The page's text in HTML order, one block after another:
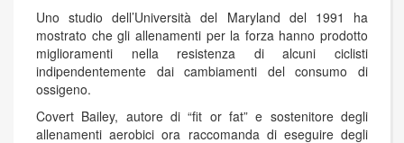
Uno studio dell’Università del Maryland del 1991 ha
mostrato che gli allenamenti per la forza hanno prodotto
miglioramenti nella resistenza di alcuni ciclisti
indipendentemente dai cambiamenti del consumo di
ossigeno.
Covert Bailey, autore di “fit or fat” e sostenitore degli
allenamenti aerobici ora raccomanda di eseguire degli